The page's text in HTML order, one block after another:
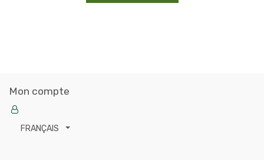
Mon compte
FRANÇAIS